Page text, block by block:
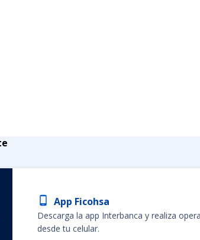
App Ficohsa
Descarga la app Interbanca y realiza
desde tu celular.